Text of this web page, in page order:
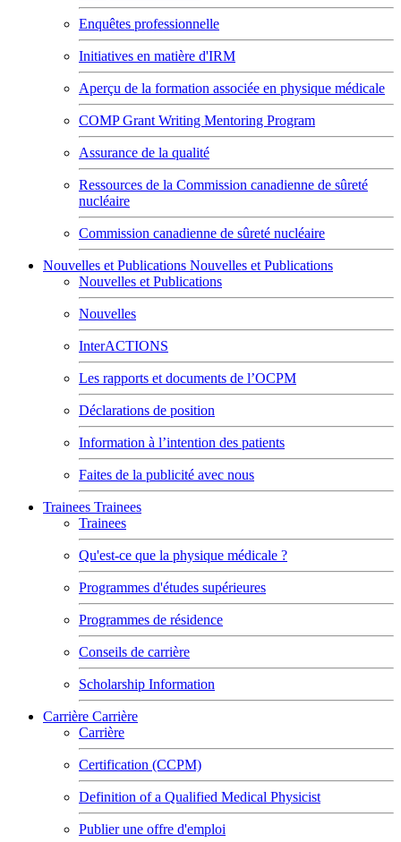
Enquêtes professionnelle
Initiatives en matière d'IRM
Aperçu de la formation associée en physique médicale
COMP Grant Writing Mentoring Program
Assurance de la qualité
Ressources de la Commission canadienne de sûreté
nucléaire
Commission canadienne de sûreté nucléaire
Nouvelles et Publications Nouvelles et Publications
Nouvelles et Publications
Nouvelles
InterACTIONS
Les rapports et documents de l’OCPM
Déclarations de position
Information à l’intention des patients
Faites de la publicité avec nous
Trainees Trainees
Trainees
Qu'est-ce que la physique médicale ?
Programmes d'études supérieures
Programmes de résidence
Conseils de carrière
Scholarship Information
Carrière Carrière
Carrière
Certification (CCPM)
Definition of a Qualified Medical Physicist
Publier une offre d'emploi